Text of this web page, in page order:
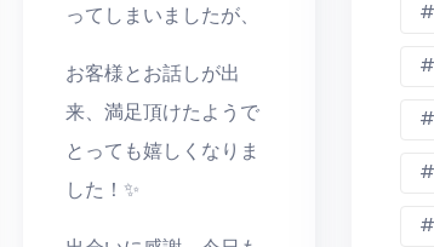
ってしまいましたが、
お客様とお話しが出
来、満足頂けたようで
とっても嬉しくなりま
した！✨